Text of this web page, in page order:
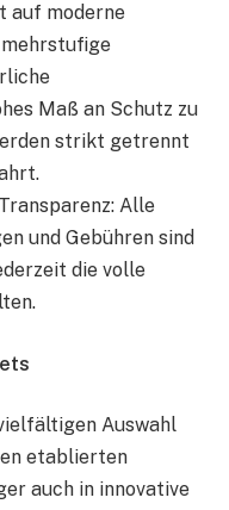
auf moderne
Maß an Schutz zu
strikt getrennt
Alle
und Gebühren sind
die volle
Auswahl
etablierten
auch in innovative